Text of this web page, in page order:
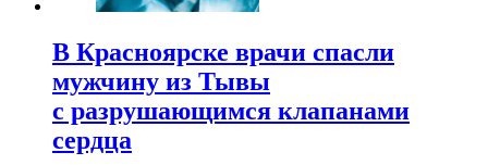
В Красноярске врачи спасли
мужчину из Тывы
с разрушающимся клапанами
сердца